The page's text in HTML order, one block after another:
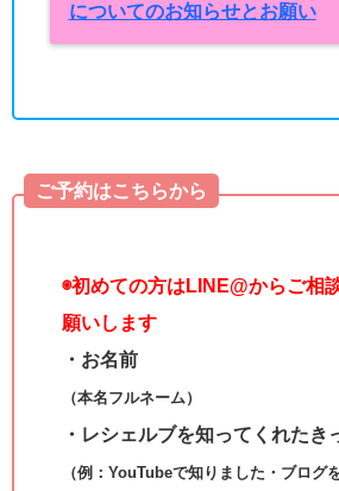
についてのお知らせとお願い
ご予約はこちらから
◉初めての方はLINE@からご相
願いします
・お名前
（本名フルネーム）
・レシェルブを知ってくれたき
（例：YouTubeで知りました・ブログ